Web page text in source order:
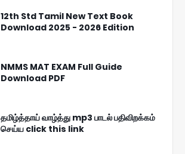
12th Std Tamil New Text Book
Download 2025 - 2026 Edition
NMMS MAT EXAM Full Guide
Download PDF
தமிழ்த்தாய் வாழ்த்து mp3 பாடல் பதிவிறக்கம்
செய்ய click this link